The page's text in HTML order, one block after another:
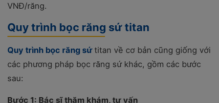
VNĐ/răng.
Quy trình bọc răng sứ titan
Quy trình bọc răng sứ titan về cơ bản cũng giống với
các phương pháp bọc răng sứ khác, gồm các bước
sau:
Bước 1: Bác sĩ thăm khám, tư vấn